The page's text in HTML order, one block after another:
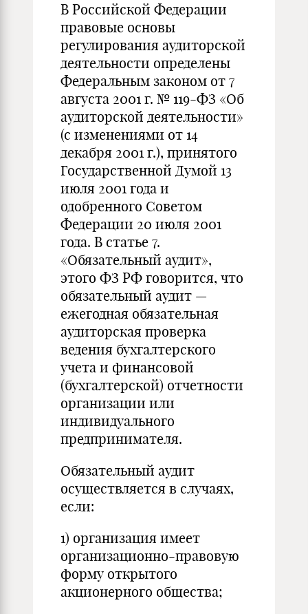
В Российской Федерации
правовые основы
регулирования аудиторской
деятельности определены
Федеральным законом от 7
августа 2001 г. № 119-ФЗ «Об
аудиторской деятельности»
(с изменениями от 14
декабря 2001 г.), принятого
Государственной Думой 13
июля 2001 года и
одобренного Советом
Федерации 20 июля 2001
года. В статье 7.
«Обязательный аудит»,
этого ФЗ РФ говорится, что
обязательный аудит —
ежегодная обязательная
аудиторская проверка
ведения бухгалтерского
учета и финансовой
(бухгалтерской) отчетности
организации или
индивидуального
предпринимателя.
Обязательный аудит
осуществляется в случаях,
если:
1) организация имеет
организационно-правовую
форму открытого
акционерного общества;